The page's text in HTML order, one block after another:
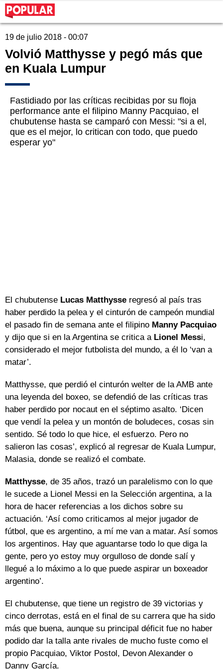
19 de julio 2018 - 00:07
Volvió Matthysse y pegó más que
en Kuala Lumpur
Fastidiado por las críticas recibidas por su floja
performance ante el filipino Manny Pacquiao, el
chubutense hasta se camparó con Messi: "si a el,
que es el mejor, lo critican con todo, que puedo
esperar yo"
El chubutense Lucas Matthysse regresó al país tras
haber perdido la pelea y el cinturón de campeón mundial
el pasado fin de semana ante el filipino Manny Pacquiao
y dijo que si en la Argentina se critica a Lionel Messi,
considerado el mejor futbolista del mundo, a él lo ‘van a
matar’.
Matthysse, que perdió el cinturón welter de la AMB ante
una leyenda del boxeo, se defendió de las críticas tras
haber perdido por nocaut en el séptimo asalto. ‘Dicen
que vendí la pelea y un montón de boludeces, cosas sin
sentido. Sé todo lo que hice, el esfuerzo. Pero no
salieron las cosas’, explicó al regresar de Kuala Lumpur,
Malasia, donde se realizó el combate.
Matthysse, de 35 años, trazó un paralelismo con lo que
le sucede a Lionel Messi en la Selección argentina, a la
hora de hacer referencias a los dichos sobre su
actuación. ‘Así como criticamos al mejor jugador de
fútbol, que es argentino, a mí me van a matar. Así somos
los argentinos. Hay que aguantarse todo lo que diga la
gente, pero yo estoy muy orgulloso de donde salí y
llegué a lo máximo a lo que puede aspirar un boxeador
argentino’.
El chubutense, que tiene un registro de 39 victorias y
cinco derrotas, está en el final de su carrera que ha sido
más que buena, aunque su principal déficit fue no haber
podido dar la talla ante rivales de mucho fuste como el
propio Pacquiao, Viktor Postol, Devon Alexander o
Danny García.